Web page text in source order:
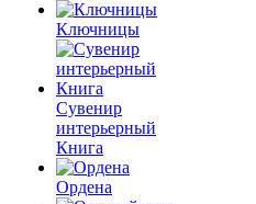
Ключницы
Сувенир
интерьерный
Книга
Ордена